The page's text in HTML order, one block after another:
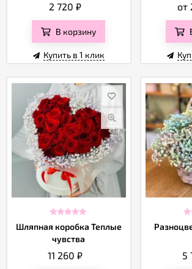
2 720 ₽
В корзину
Купить в 1 клик
от
Шляпная коробка Теплые
чувства
11 260 ₽ 5